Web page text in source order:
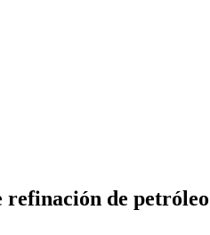
de